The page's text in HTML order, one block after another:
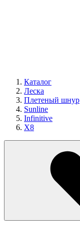
Каталог
Леска
Плетеный шнур
Sunline
Infinitive
X8